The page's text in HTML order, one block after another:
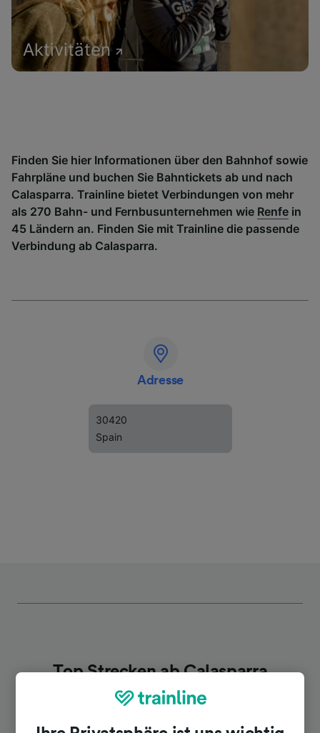
Aktivitäten
Finden Sie hier Informationen über den Bahnhof sowie
Fahrpläne und buchen Sie Bahntickets ab und nach
Calasparra. Trainline bietet Verbindungen von mehr
als 270 Bahn- und Fernbusunternehmen wie Renfe in
45 Ländern an. Finden Sie mit Trainline die passende
Verbindung ab Calasparra.
Adresse
30420
Spain
Top Strecken ab Calasparra